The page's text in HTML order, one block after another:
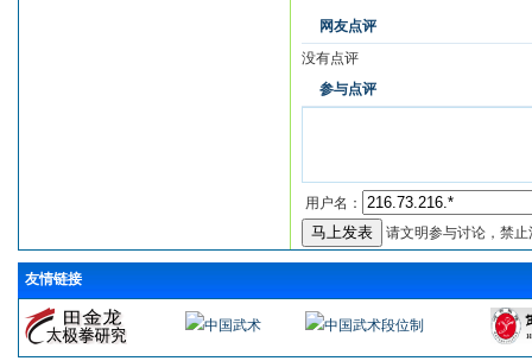
网友点评
没有点评
参与点评
用户名：
请文明参与讨论，禁止
友情链接